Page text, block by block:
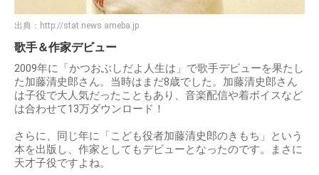
出典： http://stat.news.ameba.jp
歌手＆作家デビュー
2009年に「かつおぶしだよ人生は」で歌手デビューを果たし
た加藤清史郎さん。当時はまだ8歳でした。加藤清史郎さん
は子役で大人気だったこともあり、音楽配信や着ボイスなど
は合わせて13万ダウンロード！
さらに、同じ年に「こども役者加藤清史郎のきもち」という
本を出版し、作家としてもデビューとなったのです。まさに
天才子役ですよね。